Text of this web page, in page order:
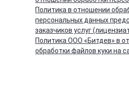
Политика в отношении
персональных данных
заказчиков услуг
Политика ООО «Битдев» в
обработки файлов куки на